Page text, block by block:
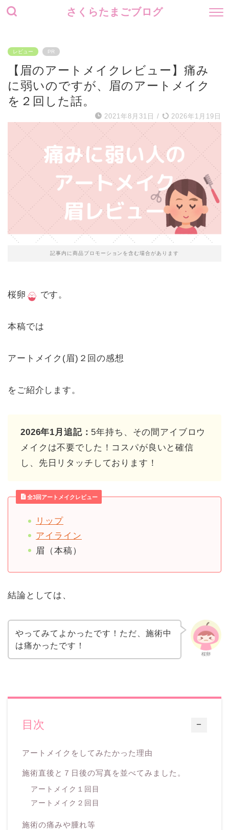
さくらたまごブログ
レビュー PR
【眉のアートメイクレビュー】痛み
に弱いのですが、眉のアートメイク
を２回した話。
2021年8月31日 / 2026年1月19日
記事内に商品プロモーションを含む場合があります
桜卵 です。
本稿では
アートメイク(眉)２回の感想
をご紹介します。
2026年1月追記： 5年持ち、その間アイブロウ
メイクは不要でした！コスパが良いと確信
し、先日リタッチしております！
全3回 アートメイクレビュー
リップ
アイライン
眉（本稿）
結論としては、
桜卵
やってみてよかったです！ただ、施術中
は痛かったです！
ー
目次
アートメイクをしてみたかった理由
施術直後と７日後の写真を並べてみました。
アートメイク１回目
アートメイク２回目
施術の痛みや腫れ等